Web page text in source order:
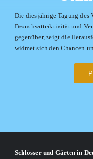
Die diesjährige Tagung des
Besuchsattraktivität und
gegenüber, zeigt die
widmet sich den Chancen
Schlösser und Gärten in